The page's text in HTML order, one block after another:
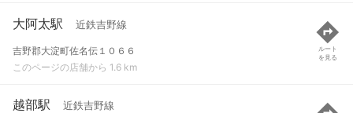
大阿太駅 近鉄吉野線
吉野郡大淀町佐名伝１０６６
このページの店舗から 1.6 km
ルート
を見る
越部駅 近鉄吉野線